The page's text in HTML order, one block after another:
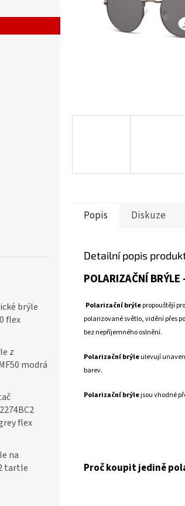
brýle
flex
z
modrá
flex
na
tartle
Popis Diskuze
Detailní popis
POLARIZAČNÍ
Polarizační brýlepropouštějí
polarizované světlo, vidění přes
bez nepříjemného oslnění.
Polarizační brýleulevují
barev.
Polarizační brýlejsou vhodné
Proč koupit jedině